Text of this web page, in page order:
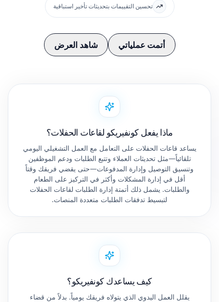
تحسين التقييمات بتحديثات تأخير استباقية
أتمت عملياتي شاهد العرض
ماذا يفعل كونفيريكو لقاعات الحفلات؟
يساعد قاعات الحفلات على التعامل مع العمل التشغيلي اليومي
تلقائياً—مثل تحديثات العملاء وتتبع الطلبات ودعم الموظفين
وتنسيق التوصيل وإدارة المدفوعات—حتى يقضي فريقك وقتاً
أقل في إدارة المشكلات وأكثر في التركيز على الطعام
والطلبات. يشمل ذلك أتمتة إدارة الطلبات لقاعات الحفلات
لتبسيط تدفقات الطلبات متعددة المنصات.
كيف يساعدك كونفيريكو؟
يقلل العمل اليدوي الذي يتولاه فريقك يومياً. بدلاً من قضاء